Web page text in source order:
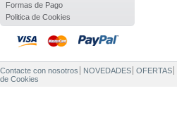
Formas de Pago
Politica de Cookies
Contacte con nosotros NOVEDADES OFERTAS
de Cookies